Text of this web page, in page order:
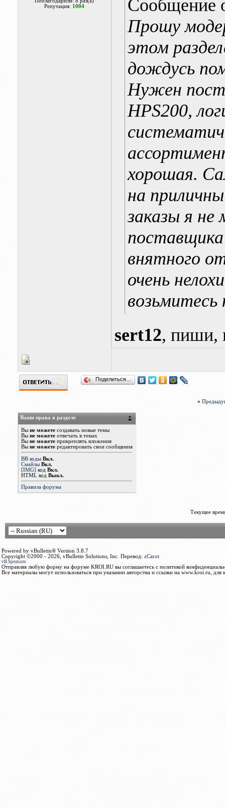
Репутация: 1004
Сообщение
Прошу
этом
дождусь
Нужен
HPS200,
хорошая.
на
заказы я не
внятного
очень
sert12, пиши,
Поделиться…
«
Ваши права в разделе
Вы не можетесоздавать новые темы
Вы не можетеотвечать в темах
Вы не можетеприкреплять вложения
Вы не можетередактировать свои сообщения
BB коды Вкл.
Смайлы Вкл.
[IMG] код Вкл.
HTML код Выкл.
Правила форума
Текущее
Powered by vBulletin® Version 3.8.7
Copyright ©2000 - 2026, vBulletin Solutions, Inc. Перевод: zCarot
vB.Sponsors
Отправляя любую форму на форуме KROI.RU вы соглашаетесь с политикой
Все материалы могут использоваться при указании авторства и ссылки на www.kroi.ru, для